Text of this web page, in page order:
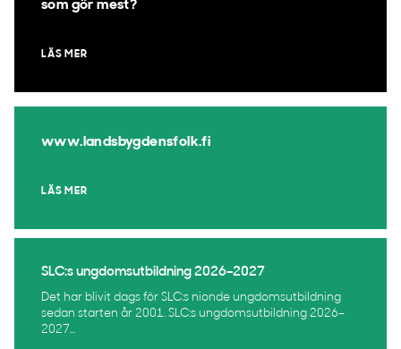
som gör mest?
LÄS MER
www.landsbygdensfolk.fi
LÄS MER
SLC:s ungdomsutbildning 2026–2027
Det har blivit dags för SLC:s nionde ungdomsutbildning
sedan starten år 2001. SLC:s ungdomsutbildning 2026–
2027...